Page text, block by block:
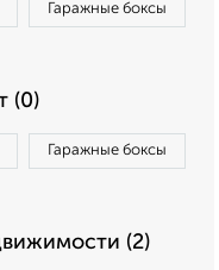
Гаражные боксы
(0)
Гаражные боксы
(2)